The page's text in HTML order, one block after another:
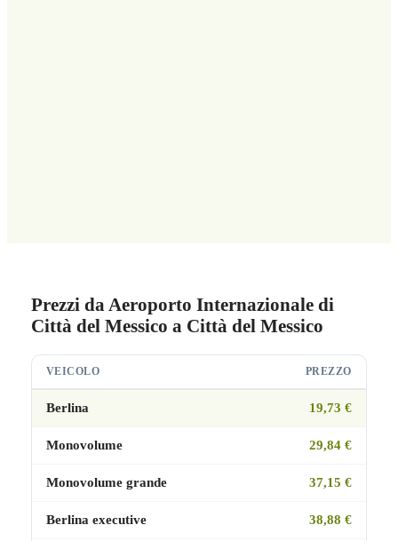
Prezzi da Aeroporto Internazionale di
Città del Messico a Città del Messico
VEICOLO PREZZO
Berlina 19,73 €
Monovolume 29,84 €
Monovolume grande 37,15 €
Berlina executive 38,88 €